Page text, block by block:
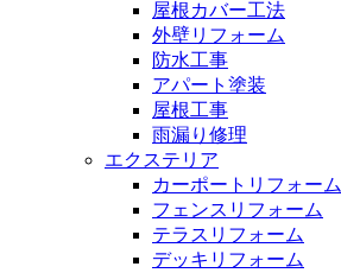
屋根カバー工法
外壁リフォーム
防水工事
アパート塗装
屋根工事
雨漏り修理
エクステリア
カーポートリフォーム
フェンスリフォーム
テラスリフォーム
デッキリフォーム